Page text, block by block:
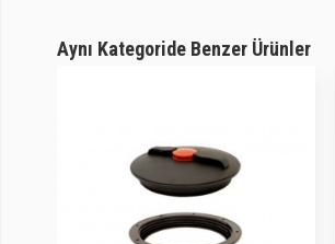
Aynı Kategoride Benzer Ürünler